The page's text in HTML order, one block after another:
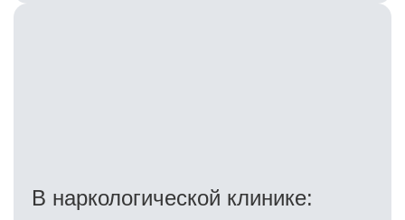
В наркологической клинике: